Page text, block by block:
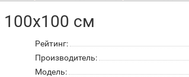
100x100 см
Рейтинг:
Производитель:
Модель: